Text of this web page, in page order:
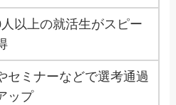
以上の就活生がスピー
セミナーなどで選考通過
ップ